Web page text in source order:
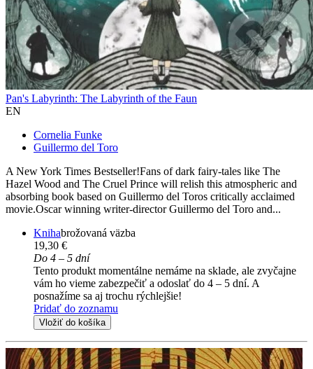
Pan's Labyrinth: The Labyrinth of the Faun
EN
Cornelia Funke
Guillermo del Toro
A New York Times Bestseller!Fans of dark fairy-tales like The
Hazel Wood and The Cruel Prince will relish this atmospheric and
absorbing book based on Guillermo del Toros critically acclaimed
movie.Oscar winning writer-director Guillermo del Toro and...
Knihabrožovaná väzba
19,30 €
Do 4 – 5 dní
Tento produkt momentálne nemáme na sklade, ale zvyčajne
vám ho vieme zabezpečiť a odoslať do 4 – 5 dní. A
posnažíme sa aj trochu rýchlejšie!
Pridať do zoznamu
Vložiť do košíka